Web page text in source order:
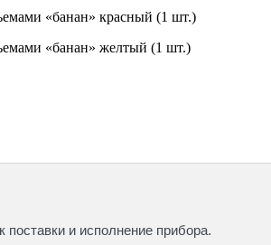
«банан» красный (1 шт.)
«банан» желтый (1 шт.)
и исполнение прибора.